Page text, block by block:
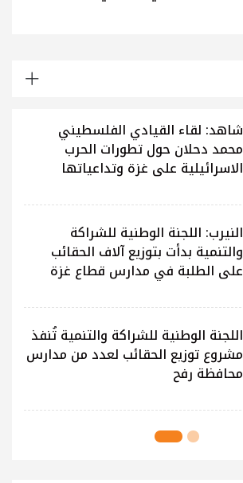
شاهد: لقاء القيادي الفلسطيني
محمد دحلان حول تطورات الحرب
الاسرائيلية على غزة وتداعياتها
النيرب: اللجنة الوطنية للشراكة
والتنمية بدأت بتوزيع آلاف الحقائب
على الطلبة في مدارس قطاع غزة
اللجنة الوطنية للشراكة والتنمية تُنفذ
مشروع توزيع الحقائب لعدد من مدارس
محافظة رفح